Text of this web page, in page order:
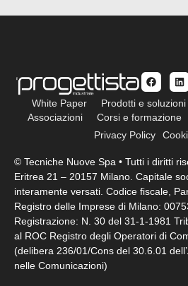
White Paper Prodotti e soluzioni
Associazioni
Corsi e formazione
Privacy Policy
© Tecniche Nuove Spa • Tutti i diritti
Eritrea 21 – 20157 Milano. Capitale
interamente versati. Codice fiscale,
Registro delle Imprese di Milano:
Registrazione: N. 30 del 31-1-1981
al ROC Registro degli Operatori di
(delibera 236/01/Cons del 30.6.01
nelle Comunicazioni)